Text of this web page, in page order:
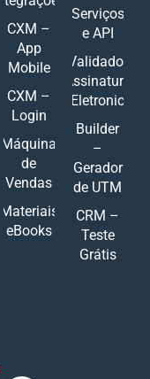
CXM –
App
Mobile
CXM –
Login
Máquina
de
Vendas
Materiais
eBooks
Serviços
e API
Validador
Assinatura
Eletronic
Builder
–
Gerador
de UTM
CRM –
Teste
Grátis